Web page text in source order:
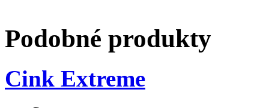
Podobné produkty
Cink Extreme